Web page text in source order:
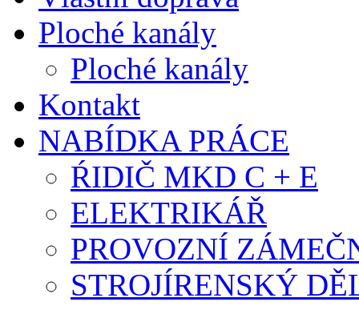
Ploché kanály
Ploché kanály
Kontakt
NABÍDKA PRÁCE
ŔIDIČ MKD C + E
ELEKTRIKÁŘ
PROVOZNÍ
STROJÍRENSKÝ